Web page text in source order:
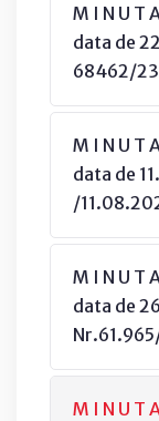
M I N U T
data de
68462/
M I N U T
data de
/
M I N U T
data de
M I N U T